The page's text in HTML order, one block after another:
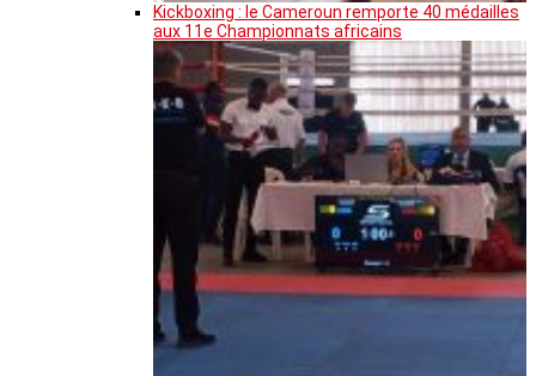
Kickboxing : le Cameroun remporte 40 médailles
aux 11e Championnats africains